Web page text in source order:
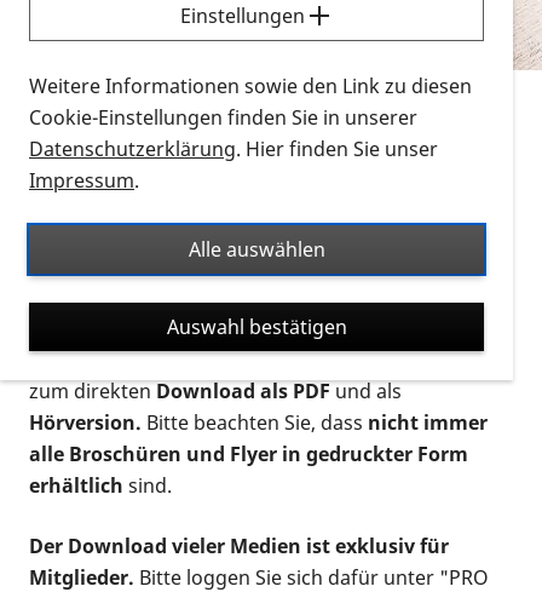
suchen und dieses bestellen bzw. herunterladen
können? Schauen Sie sich dieErklärvideos zum
Thema Infomaterial auf der PRO RETINA-Website
für blinde und sehbehinderte Menschen an.
Auf dieser Seite finden Sie sämtliches Infomaterial
Ort. Nutzen Sie den Formatfilter, um ausschließlich
nach Flyern und Broschüren, Audios oder Videos zu
suchen. Die meisten Flyer und Broschüren werden in
verschiedenen Formaten angeboten: zur
postalischen Bestellung als gedruckte Variante
zum direktenDownload als PDFund als
Hörversion. Bitte beachten Sie, dass nicht immer
alle Broschüren und Flyer in gedruckter Form
erhältlich sind.
Der Download vieler Medien ist exklusiv für
Mitglieder. Bitte loggen Sie sich dafür unter "PRO
Einstellungen
Weitere Informationen sowie den Link zu diesen
Cookie-Einstellungen finden Sie in unserer
Datenschutzerklärung. Hier finden Sie unser
Impressum.
Alle auswählen
Auswahl bestätigen